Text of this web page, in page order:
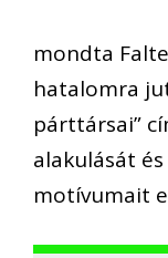
mondta
hatalomra
párttársai”
alakulását
motívumait